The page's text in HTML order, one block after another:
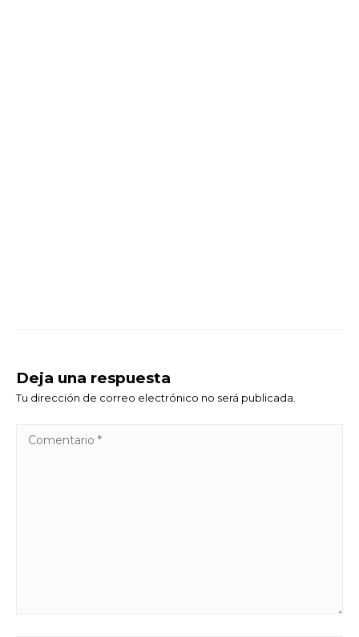
Deja una respuesta
Tu dirección de correo electrónico no será publicada.